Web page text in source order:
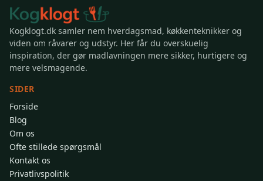
Kogklogt.dk samler nem hverdagsmad, køkkenteknikker og
viden om råvarer og udstyr. Her får du overskuelig
inspiration, der gør madlavningen mere sikker, hurtigere og
mere velsmagende.
SIDER
Forside
Blog
Om os
Ofte stillede spørgsmål
Kontakt os
Privatlivspolitik